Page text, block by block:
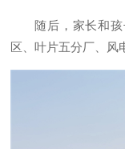
随后，家长和
区、叶片五分厂、风